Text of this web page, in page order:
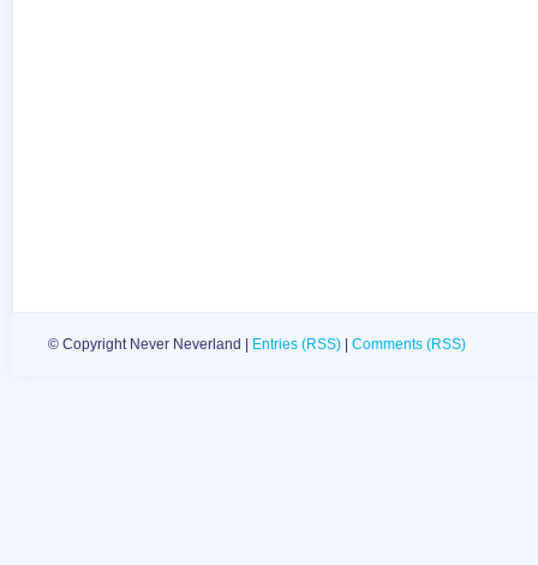
© Copyright Never Neverland | Entries (RSS) Comments (RSS)